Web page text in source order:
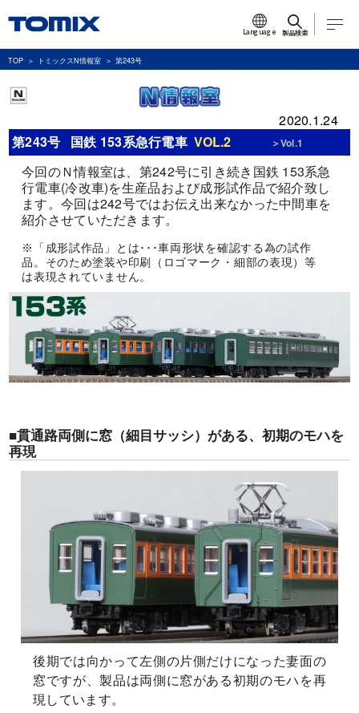
Language 製品検索
TOP トミックスN情報室 第243号
2020.1.24
第243号
国鉄 153系急行電車 VOL.2 ＞Vol.1
今回のＮ情報室は、第242号に引き続き国鉄 153系急
行電車(冷改車)を生産品および成形試作品で紹介致し
ます。今回は242号ではお伝え出来なかった中間車を
紹介させていただきます。
※「成形試作品」とは･･･車両形状を確認する為の試作
品。そのため塗装や印刷（ロゴマーク・細部の表現）等
は表現されていません。
■貫通路両側に窓（細目サッシ）がある、初期のモハを
再現
後期では向かって左側の片側だけになった妻面の
窓ですが、製品は両側に窓がある初期のモハを再
現しています。